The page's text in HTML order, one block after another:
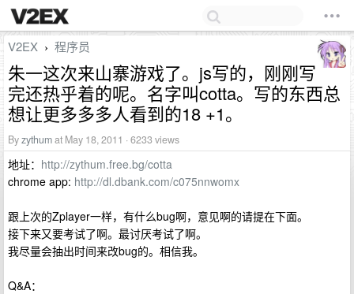
V2EX › 程序员
朱一这次来山寨游戏了。js写的，刚刚写
完还热乎着的呢。名字叫cotta。写的东西总
想让更多多多人看到的18 +1。
Byzythumat May 18, 2011 · 6233 views
地址： http://zythum.free.bg/cotta
chrome app: http://dl.dbank.com/c075nnwomx
跟上次的Zplayer一样，有什么bug啊，意见啊的请提在下面。
接下来又要考试了啊。最讨厌考试了啊。
我尽量会抽出时间来改bug的。相信我。
Q&A：